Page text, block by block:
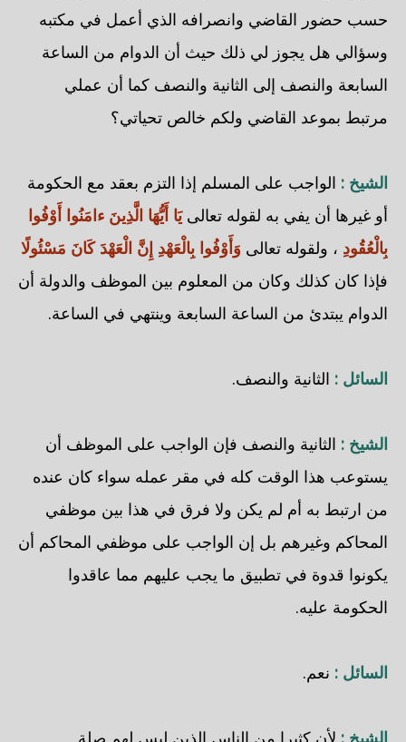
حسب حضور القاضي وانصرافه الذي أعمل في مكتبه
وسؤالي هل يجوز لي ذلك حيث أن الدوام من الساعة
السابعة والنصف إلى الثانية والنصف كما أن عملي
مرتبط بموعد القاضي ولكم خالص تحياتي؟
الشيخ : الواجب على المسلم إذا التزم بعقد مع الحكومة
أو غيرها أن يفي به لقوله تعالىيَا أَيُّهَا الَّذِينَ ءامَنُوا أَوْفُوا
بِالْعُقُودِ ، ولقوله تعالى وَأَوْفُوا بِالْعَهْدِ إِنَّ الْعَهْدَ كَانَ مَسْئُولًا
فإذا كان كذلك وكان من المعلوم بين الموظف والدولة أن
الدوام يبتدئ من الساعة السابعة وينتهي في الساعة.
السائل : الثانية والنصف.
الشيخ : الثانية والنصف فإن الواجب على الموظف أن
يستوعب هذا الوقت كله في مقر عمله سواء كان عنده
من ارتبط به أم لم يكن ولا فرق في هذا بين موظفي
المحاكم وغيرهم بل إن الواجب على موظفي المحاكم أن
يكونوا قدوة في تطبيق ما يجب عليهم مما عاقدوا
الحكومة عليه.
السائل : نعم.